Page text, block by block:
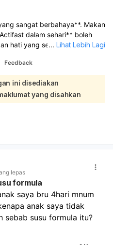
sangat berbahaya**. Makan
dalam sehari** boleh
hati yang serius** walaupun
muncul kemudian, termasuk
pening, mengantuk,
hati**; dalam kes teruk
atau kematian**. **Sila
untuk rawatan secepat
banyak yang diambil. Jika
... Lihat Lebih Lagi
Feedback
ini disediakan
yang disahkan
lepas
formula
saya bru 4hari mnum
anak saya tidak
sebab susu formula itu?